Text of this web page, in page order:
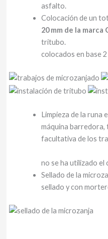
asfalto.
Colocación de un
20 mm de la marca
tritubo. Un
colocados en base
Limpieza de la runa
máquina barredora,
facultativa de
En
no se ha utilizado el
Sellado de la
sellado y con